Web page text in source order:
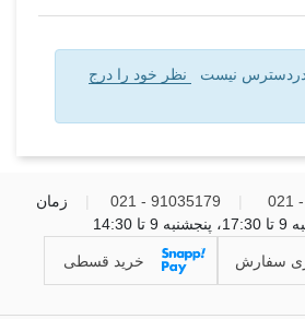
دردسترس نیست
نظر خود را درج
91035179 - 021
زمان
سفارش خرید قسطی